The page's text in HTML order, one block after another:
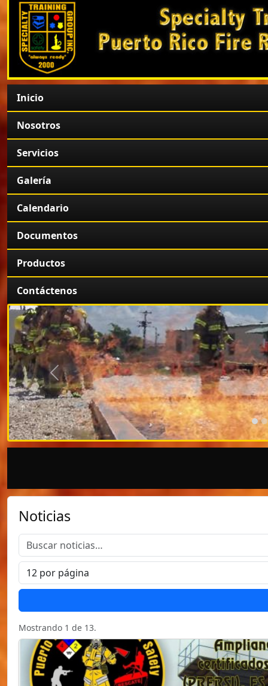
Inicio
Nosotros
Servicios
Galería
Calendario
Documentos
Productos
Contáctenos
Anterior
Noticias
Mostrando 1 de 13.